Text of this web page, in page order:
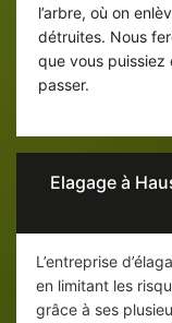
l’arbre, où on
détruites. Nous
que vous puissiez
passer.
Elagage à
L’entreprise
en limitant les
grâce à ses